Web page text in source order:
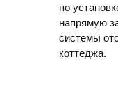
по
напрямую
системы
коттеджа.